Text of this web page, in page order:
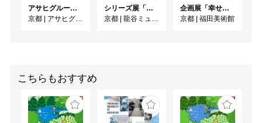
アサヒグループ大山崎山荘美術館 開館30周年記念展「没後100年 クロード・モネ」
京都
アサヒグループ大山崎山荘美術館
シリーズ展「仏教の思想と文化―インドから日本へ―」 特集展示：仏教美術の聖なる怪物
京都
龍谷ミュージアム
企画展「幸せになりたい！ー祈りの絵画ー」
京都
福田美術館
こちらもおすすめ